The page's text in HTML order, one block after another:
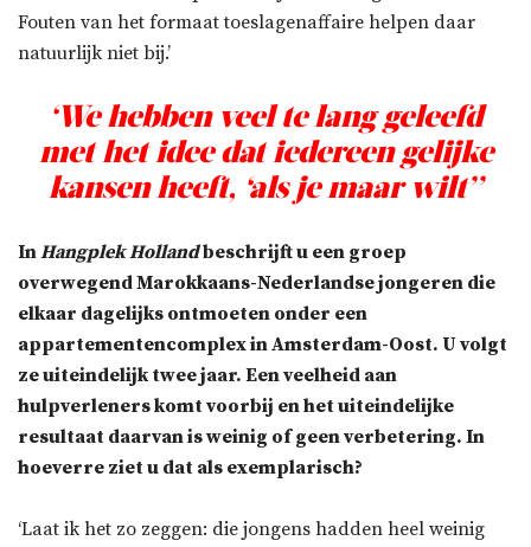
Fouten van het formaat toeslagenaffaire helpen daar
natuurlijk niet bij.’
‘We hebben veel te lang geleefd
met het idee dat iedereen gelijke
kansen heeft, ‘als je maar wilt’’
InHangplek Hollandbeschrijft u een groep
overwegend Marokkaans-Nederlandse jongeren die
elkaar dagelijks ontmoeten onder een
appartementencomplex in Amsterdam-Oost. U volgt
ze uiteindelijk twee jaar. Een veelheid aan
hulpverleners komt voorbij en het uiteindelijke
resultaat daarvan is weinig of geen verbetering. In
hoeverre ziet u dat als exemplarisch?
‘Laat ik het zo zeggen: die jongens hadden heel weinig